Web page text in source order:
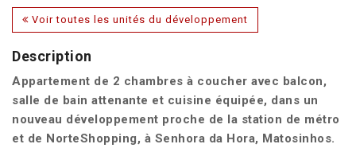
Voir toutes les unités du développement
Description
Appartement de 2 chambres à coucher avec balcon,
salle de bain attenante et cuisine équipée, dans un
nouveau développement proche de la station de métro
et de NorteShopping, à Senhora da Hora, Matosinhos.